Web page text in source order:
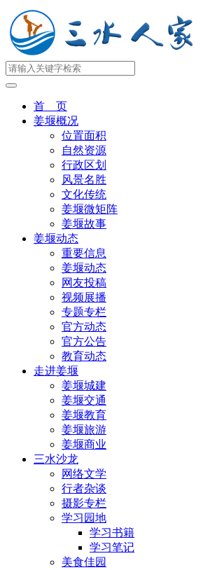
首 页
姜堰概况
位置面积
自然资源
行政区划
风景名胜
文化传统
姜堰微矩阵
姜堰故事
姜堰动态
重要信息
姜堰动态
网友投稿
视频展播
专题专栏
官方动态
官方公告
教育动态
走进姜堰
姜堰城建
姜堰交通
姜堰教育
姜堰旅游
姜堰商业
三水沙龙
网络文学
行者杂谈
摄影专栏
学习园地
学习书籍
学习笔记
美食佳园